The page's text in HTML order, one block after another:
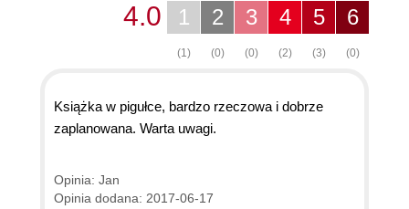
6
(0)
5
(3)
4
(2)
3
(0)
2
(0)
1
(1)
4.0
Książka w pigułce, bardzo rzeczowa i dobrze
zaplanowana. Warta uwagi.
Opinia: Jan
Opinia dodana: 2017-06-17